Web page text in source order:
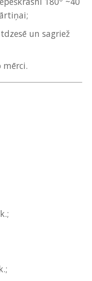
un sagriež
mērci.